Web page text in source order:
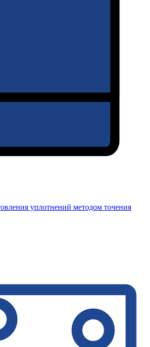
уплотнений методом точения